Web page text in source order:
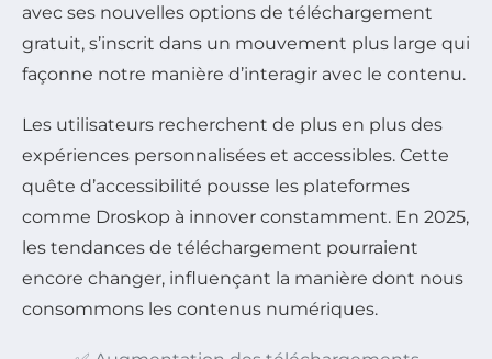
avec ses nouvelles options de téléchargement
gratuit, s’inscrit dans un mouvement plus large qui
façonne notre manière d’interagir avec le contenu.
Les utilisateurs recherchent de plus en plus des
expériences personnalisées et accessibles. Cette
quête d’accessibilité pousse les plateformes
comme Droskop à innover constamment. En 2025,
les tendances de téléchargement pourraient
encore changer, influençant la manière dont nous
consommons les contenus numériques.